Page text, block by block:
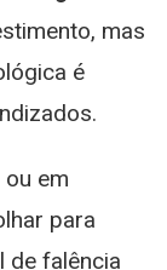
mas
é
em
para
de falência